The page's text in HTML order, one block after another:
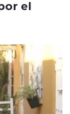
el